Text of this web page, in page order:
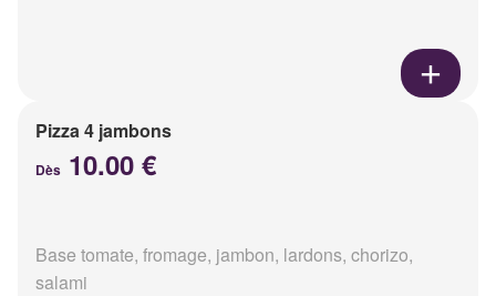
Pizza 4 jambons
Dès 10.00 €
Base tomate, fromage, jambon, lardons, chorizo,
salami